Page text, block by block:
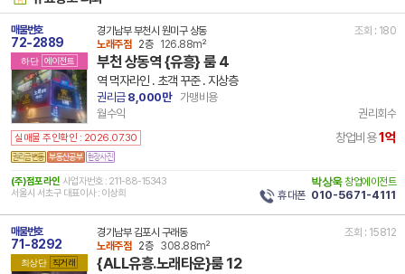
매물번호
72-2889
하단 에이전트
경기남부 부천시 원미구 상동
조회 : 180
노래주점
2층 126.88m²
부천 상동역 {유흥} 룸 4
역 먹자라인 . 초객 꾸준 . 지상층
권리금8,000만
가맹비용
월수익
권리회수
실매물 주인확인 : 2026.07.30 창업비용1억
(주)점포라인 사업자번호 : 211-88-15343
서울시 서초구 대표이사 : 이상희
박상욱 창업에이전트
휴대폰 010-5671-4111
매물번호
71-8292
최상단 직거래
경기남부 김포시 구래동
조회 : 15812
노래주점
2층 308.88m²
{ALL유흥.노래타운}룸 12